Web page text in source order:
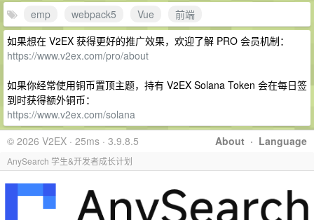
emp webpack5 Vue
前端
如果想在 V2EX 获得更好的推广效果，欢迎了解 PRO 会员机制：
https://www.v2ex.com/pro/about
如果你经常使用铜币置顶主题，持有 V2EX Solana Token 会在每日签
到时获得额外铜币：
https://www.v2ex.com/solana
About · Language
© 2026 V2EX · 25ms · 3.9.8.5
AnySearch 学生&开发者成长计划